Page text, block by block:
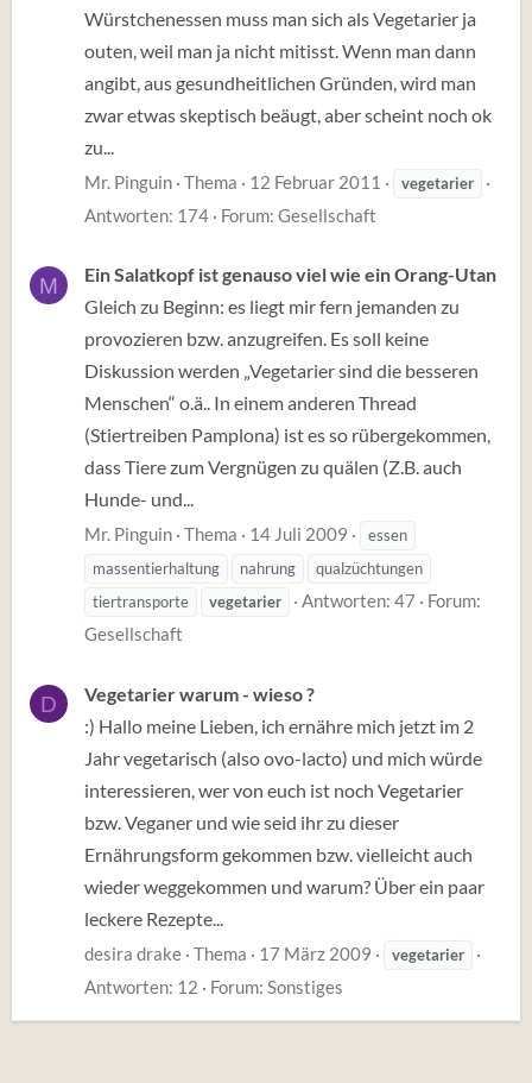
Würstchenessen muss man sich als Vegetarier ja
outen, weil man ja nicht mitisst. Wenn man dann
angibt, aus gesundheitlichen Gründen, wird man
zwar etwas skeptisch beäugt, aber scheint noch ok
zu...
Mr. Pinguin Thema 12 Februar 2011 vegetarier
Antworten: 174 Forum: Gesellschaft
M
Ein Salatkopf ist genauso viel wie ein Orang-Utan
Gleich zu Beginn: es liegt mir fern jemanden zu
provozieren bzw. anzugreifen. Es soll keine
Diskussion werden „Vegetarier sind die besseren
Menschen“ o.ä.. In einem anderen Thread
(Stiertreiben Pamplona) ist es so rübergekommen,
dass Tiere zum Vergnügen zu quälen (Z.B. auch
Hunde- und...
Mr. Pinguin Thema 14 Juli 2009
essen
massentierhaltung
nahrung
qualzüchtungen
tiertransporte
vegetarier Antworten: 47
Forum:
Gesellschaft
D
Vegetarier warum - wieso ?
:) Hallo meine Lieben, ich ernähre mich jetzt im 2
Jahr vegetarisch (also ovo-lacto) und mich würde
interessieren, wer von euch ist noch Vegetarier
bzw. Veganer und wie seid ihr zu dieser
Ernährungsform gekommen bzw. vielleicht auch
wieder weggekommen und warum? Über ein paar
leckere Rezepte...
desira drake Thema 17 März 2009 vegetarier
Antworten: 12 Forum: Sonstiges